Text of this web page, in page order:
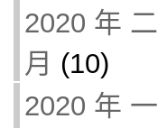
2020 年 二
月 (10)
2020 年 一